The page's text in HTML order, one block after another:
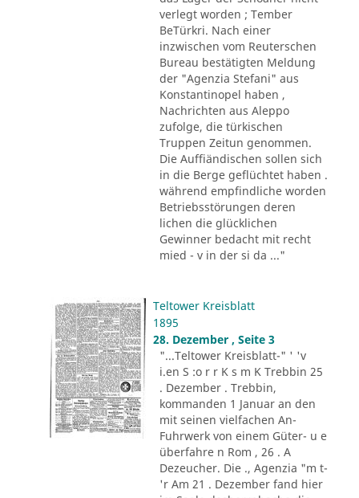
verlegt worden ; Tember
BeTürkri. Nach einer
inzwischen vom Reuterschen
Bureau bestätigten Meldung
der "Agenzia Stefani" aus
Konstantinopel haben ,
Nachrichten aus Aleppo
zufolge, die türkischen
Truppen Zeitun genommen.
Die Auffiändischen sollen sich
in die Berge geflüchtet haben .
während empfindliche worden
Betriebsstörungen deren
lichen die glücklichen
Gewinner bedacht mit recht
mied - v in der si da ..."
Teltower Kreisblatt
1895
28. Dezember , Seite 3
"...Teltower Kreisblatt-" ' 'v
i.en S :o r r K s m K Trebbin 25
. Dezember . Trebbin,
kommanden 1 Januar an den
mit seinen vielfachen An-
Fuhrwerk von einem Güter- u e
überfahre n Rom , 26 . A
Dezeucher. Die ., Agenzia "m t-
'r Am 21 . Dezember fand hier